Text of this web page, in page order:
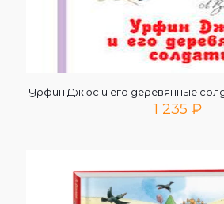
Урфин Джюс и его деревянные
1 235 ₽